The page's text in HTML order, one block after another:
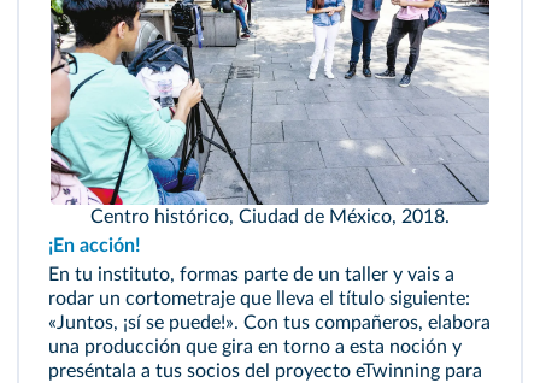
Centro histórico, Ciudad de México, 2018.
¡En acción!
En tu instituto, formas parte de un taller y vais a
rodar un cortometraje que lleva el título siguiente:
«Juntos, ¡sí se puede!». Con tus compañeros, elabora
una producción que gira en torno a esta noción y
preséntala a tus socios del proyecto eTwinning para